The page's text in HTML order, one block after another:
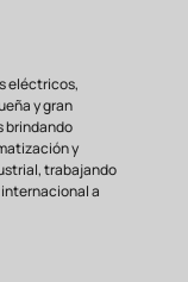
eléctricos,
y gran
brindando
y
trabajando
a